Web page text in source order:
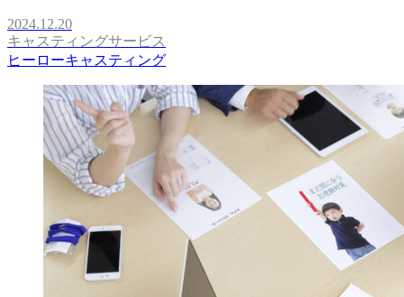
2024.12.20
キャスティングサービス
ヒーローキャスティング